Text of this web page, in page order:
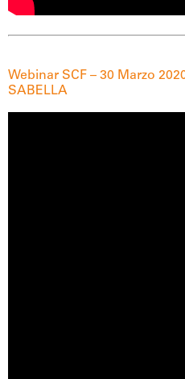
Webinar SCF – 30 Marzo
SABELLA